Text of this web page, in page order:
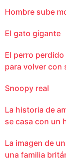
Hombre sube
El gato gigante
El perro
para volver con
Snoopy real
La historia de
se casa con un
La imagen de
una familia